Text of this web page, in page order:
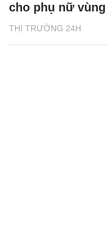
THỊ TRƯỜNG 24H
cho phụ nữ